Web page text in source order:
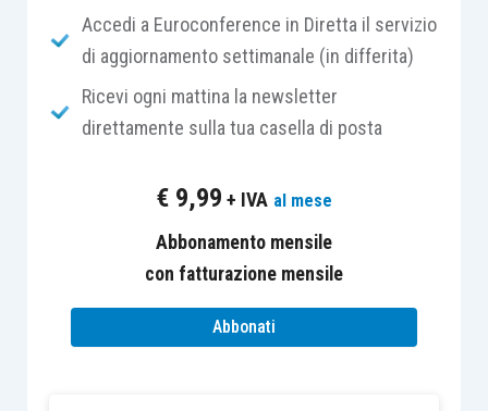
A distanza di anni dallaLegge delega 155/2017e
dal D.Lgs. 14/2019, una nuova modifica si innesta
Regio Decreto 267/1942
che, tuttavia, nonostante l’età (80 anni)
aperte anteriormente all’entrata in vigore della
Il correttivo, tra le diverse novità, specifica nel
dettaglio in cosa consistono gli
Accedi a Euroconference in Diretta il servizio
di aggiornamento settimanale (in differita)
Ricevi ogni mattina la newsletter
direttamente sulla tua casella di posta
€ 9,99 + IVA al mese
Abbonamento mensile
con fatturazione mensile
Abbonati